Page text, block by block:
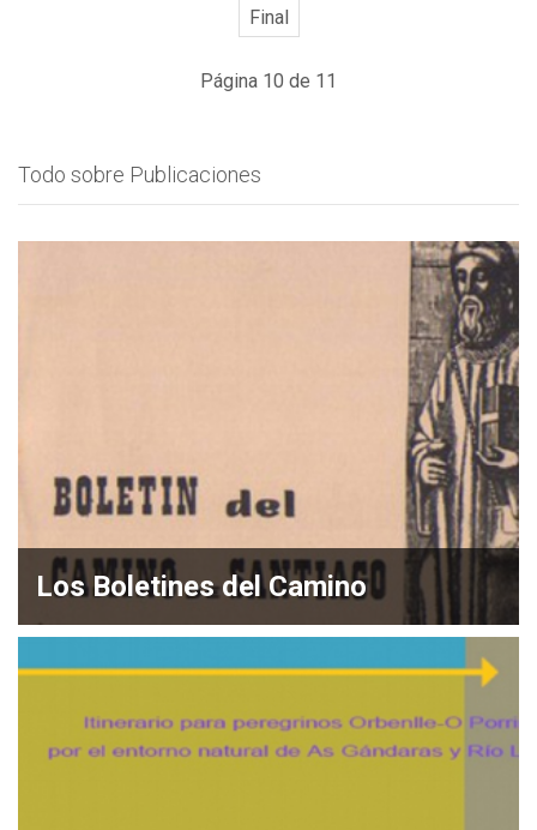
Final
Página 10 de 11
Todo sobre Publicaciones
Los Boletines del Camino